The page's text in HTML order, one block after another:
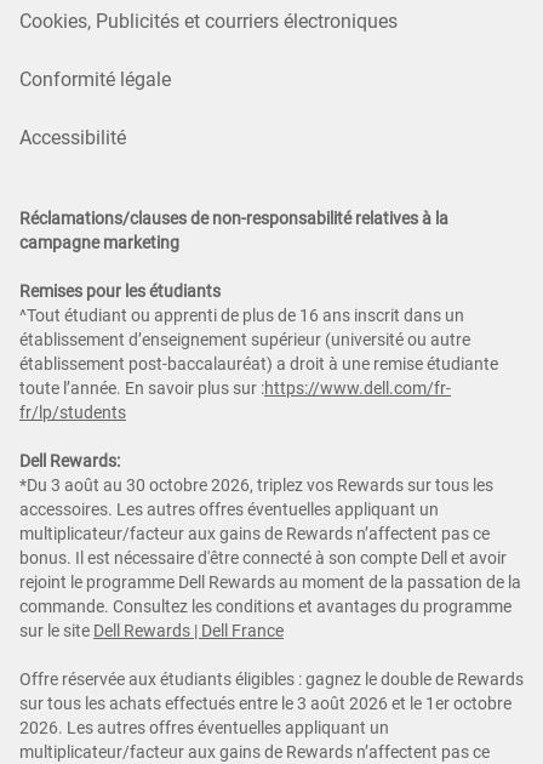
Cookies, Publicités et courriers électroniques
Conformité légale
Accessibilité
Réclamations/clauses de non-responsabilité relatives à la
campagne marketing
Remises pour les étudiants
^Tout étudiant ou apprenti de plus de 16 ans inscrit dans un
établissement d’enseignement supérieur (université ou autre
établissement post-baccalauréat) a droit à une remise étudiante
toute l’année. En savoir plus sur :https://www.dell.com/fr-
fr/lp/students
Dell Rewards:
*Du 3 août au 30 octobre 2026, triplez vos Rewards sur tous les
accessoires. Les autres offres éventuelles appliquant un
multiplicateur/facteur aux gains de Rewards n’affectent pas ce
bonus. Il est nécessaire d'être connecté à son compte Dell et avoir
rejoint le programme Dell Rewards au moment de la passation de la
commande. Consultez les conditions et avantages du programme
sur le site Dell Rewards | Dell France
Offre réservée aux étudiants éligibles : gagnez le double de Rewards
sur tous les achats effectués entre le 3 août 2026 et le 1er octobre
2026. Les autres offres éventuelles appliquant un
multiplicateur/facteur aux gains de Rewards n’affectent pas ce